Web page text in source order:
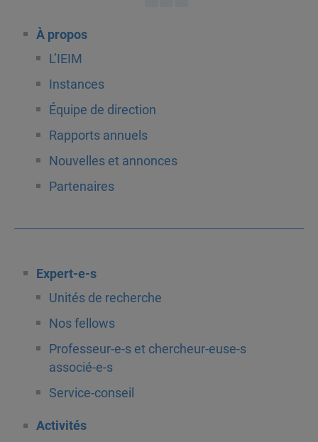
À propos
L’IEIM
Instances
Équipe de direction
Rapports annuels
Nouvelles et annonces
Partenaires
Expert-e-s
Unités de recherche
Nos fellows
Professeur-e-s et chercheur-euse-s
associé-e-s
Service-conseil
Activités